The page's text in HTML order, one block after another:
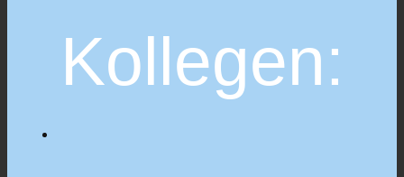
Kollegen: